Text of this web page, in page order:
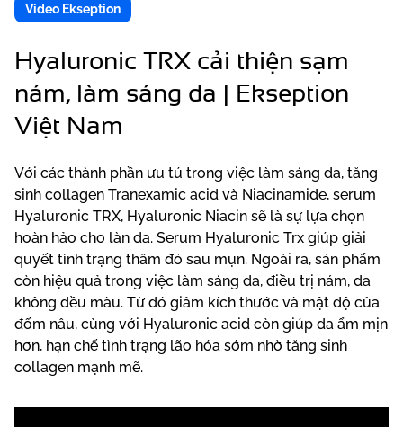
Video Ekseption
Hyaluronic TRX cải thiện sạm
nám, làm sáng da | Ekseption
Việt Nam
Với các thành phần ưu tú trong việc làm sáng da, tăng
sinh collagen Tranexamic acid và Niacinamide, serum
Hyaluronic TRX, Hyaluronic Niacin sẽ là sự lựa chọn
hoàn hảo cho làn da. Serum Hyaluronic Trx giúp giải
quyết tình trạng thâm đỏ sau mụn. Ngoài ra, sản phẩm
còn hiệu quả trong việc làm sáng da, điều trị nám, da
không đều màu. Từ đó giảm kích thước và mật độ của
đốm nâu, cùng với Hyaluronic acid còn giúp da ẩm mịn
hơn, hạn chế tình trạng lão hóa sớm nhờ tăng sinh
collagen mạnh mẽ.